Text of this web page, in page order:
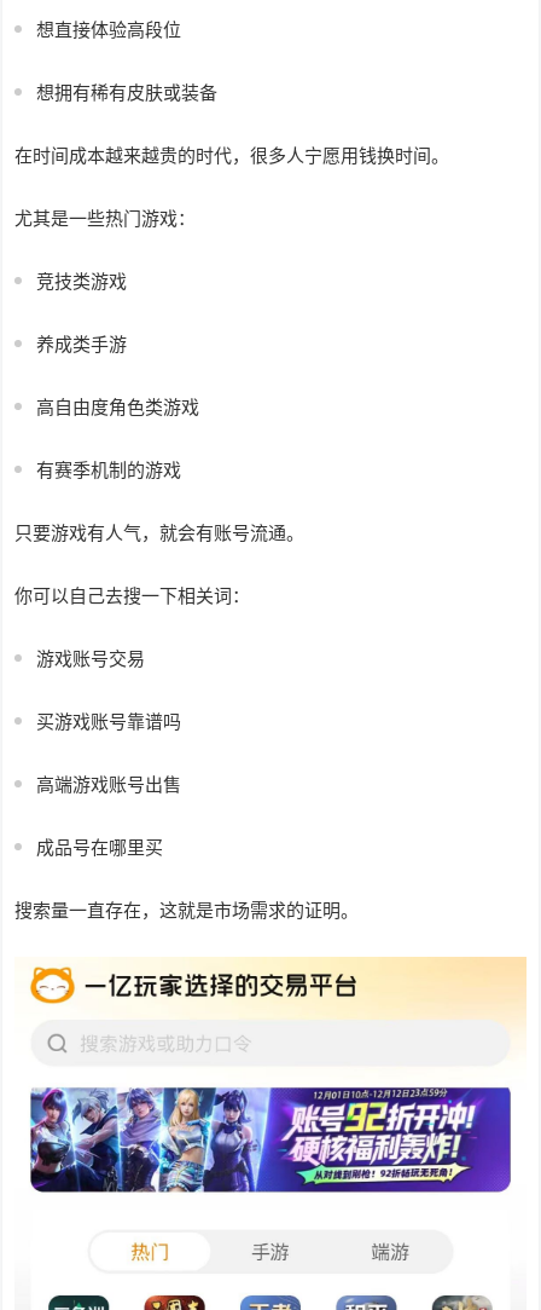
想直接体验高段位
想拥有稀有皮肤或装备
在时间成本越来越贵的时代，很多人宁愿用钱换时间。
尤其是一些热门游戏：
竞技类游戏
养成类手游
高自由度角色类游戏
有赛季机制的游戏
只要游戏有人气，就会有账号流通。
你可以自己去搜一下相关词：
游戏账号交易
买游戏账号靠谱吗
高端游戏账号出售
成品号在哪里买
搜索量一直存在，这就是市场需求的证明。